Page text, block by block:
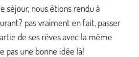
séjour, nous étions rendu à
pas vraiment en fait, passer
de ses rêves avec la même
pas une bonne idée là!